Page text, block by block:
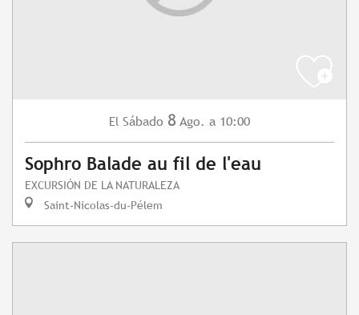
El Sábado 8 Ago. a 10:00
Sophro Balade au fil de l'eau
EXCURSIÓN DE LA NATURALEZA
Saint-Nicolas-du-Pélem